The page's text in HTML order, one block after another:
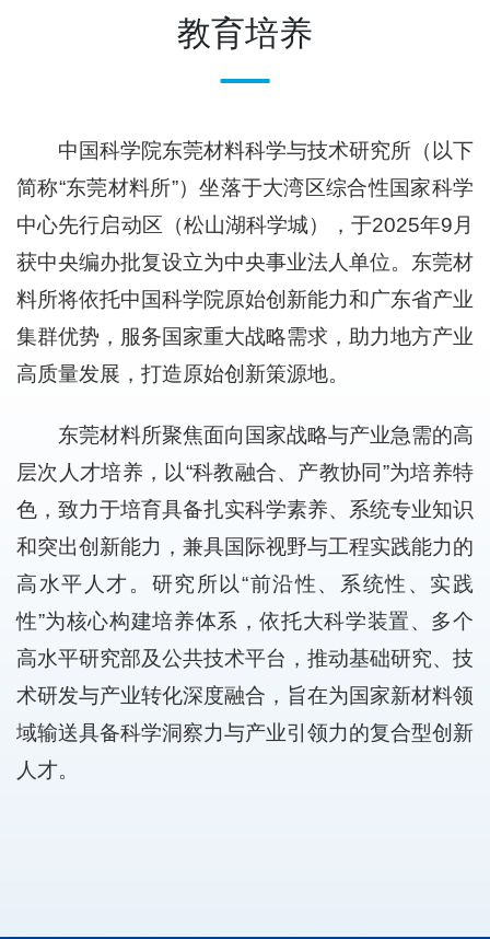
教育培养
中国科学院东莞材料科学与技术研究所（以下
简称“东莞材料所”）坐落于大湾区综合性国家科学
中心先行启动区（松山湖科学城），于2025年9月
获中央编办批复设立为中央事业法人单位。东莞材
料所将依托中国科学院原始创新能力和广东省产业
集群优势，服务国家重大战略需求，助力地方产业
高质量发展，打造原始创新策源地。
东莞材料所聚焦面向国家战略与产业急需的高
层次人才培养，以“科教融合、产教协同”为培养特
色，致力于培育具备扎实科学素养、系统专业知识
和突出创新能力，兼具国际视野与工程实践能力的
高水平人才。研究所以“前沿性、系统性、实践
性”为核心构建培养体系，依托大科学装置、多个
高水平研究部及公共技术平台，推动基础研究、技
术研发与产业转化深度融合，旨在为国家新材料领
域输送具备科学洞察力与产业引领力的复合型创新
人才。